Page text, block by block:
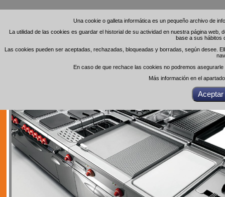
Una cookie o galleta informática es un pequeño archivo de
La utilidad de las cookies es guardar el historial de su actividad en nuestra página
base a sus hábitos
Las cookies pueden ser aceptadas, rechazadas, bloqueadas y borradas, según desee.
En caso de que rechace las cookies no podremos
Más información en el
Una cookie o galleta informática es un pequeño archivo de
La utilidad de las cookies es guardar el historial de su actividad en nuestra página
base a sus hábitos
Las cookies pueden ser aceptadas, rechazadas, bloqueadas y borradas, según desee.
En caso de que rechace las cookies no podremos
Más información en el